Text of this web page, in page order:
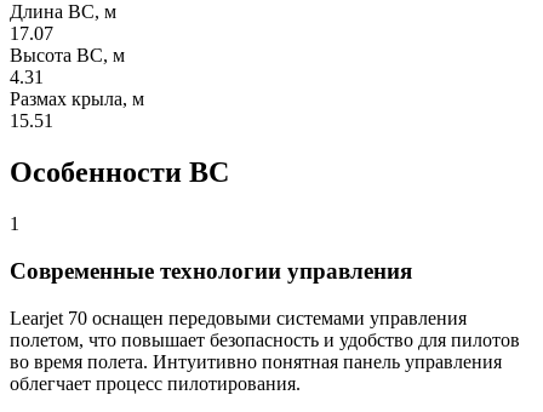
Длина ВС, м
17.07
Высота ВС, м
4.31
Размах крыла, м
15.51
Особенности ВС
1
Современные технологии управления
Learjet 70 оснащен передовыми системами управления
полетом, что повышает безопасность и удобство для пилотов
во время полета. Интуитивно понятная панель управления
облегчает процесс пилотирования.